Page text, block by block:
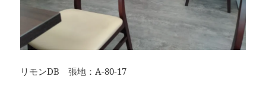
リモンDB 張地：A-80-17